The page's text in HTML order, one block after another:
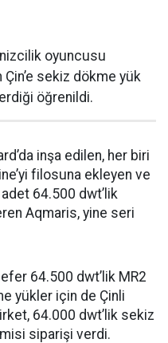
oyuncusu
sekiz dökme yük
öğrenildi.
inşa edilen, her biri
filosuna ekleyen ve
64.500 dwt’lik
Aqmaris, yine seri
64.500 dwt’lik MR2
yükler için de Çinli
64.000 dwt’lik sekiz
siparişi verdi.